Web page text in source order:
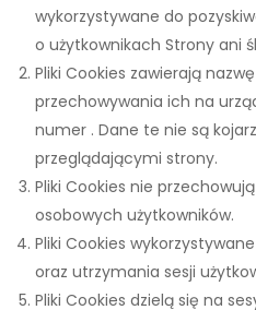
wykorzystywane do
o użytkownikach Strony ani
Pliki Cookies zawierają
przechowywania ich na
numer . Dane te nie są
przeglądającymi strony.
Pliki Cookies nie
osobowych użytkowników.
Pliki Cookies
oraz utrzymania sesji
Pliki Cookies dzielą się na